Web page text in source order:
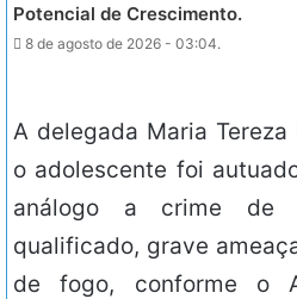
Potencial de Crescimento.
8 de agosto de 2026 - 03:04.
A delegada Maria
o adolescente foi
análogo a crime de
qualificado, grave
de fogo, conforme o